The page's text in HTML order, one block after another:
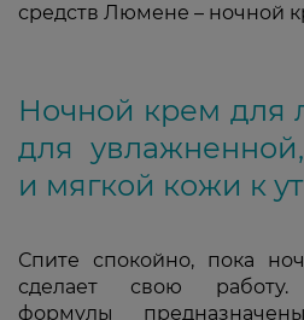
средств Люмене – ночной
Ночной крем для
для
и мягкой кожи к
Спите спокойно, пока
сделает свою работу.
формулы